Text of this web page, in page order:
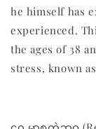
he himself has
experienced.
the ages of 38
stress, known